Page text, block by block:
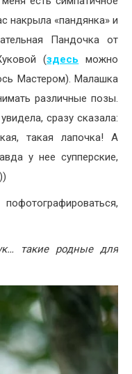
накрыла «пандянка» и
Пандочка от
(здесь можно
Мастером). Малашка
различные позы.
сразу сказала:
такая лапочка! А
у нее супперские,
такие родные для